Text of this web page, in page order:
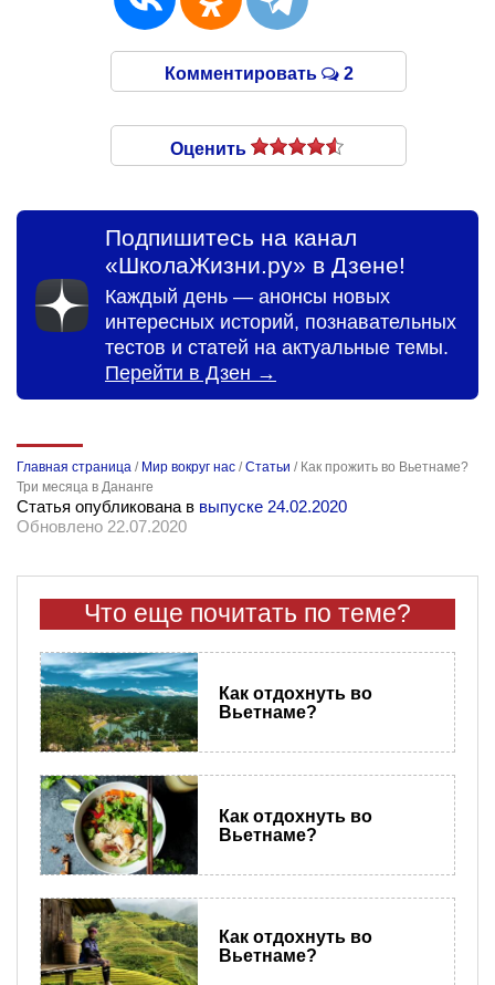
Комментировать 2
Оценить
Подпишитесь на канал
«ШколаЖизни.ру» в Дзене!
Каждый день — анонсы новых
интересных историй, познавательных
тестов и статей на актуальные темы.
Перейти в Дзен →
Главная страница / Мир вокруг нас /Статьи / Как прожить во Вьетнаме?
Три месяца в Дананге
Статья опубликована в выпуске 24.02.2020
Обновлено 22.07.2020
Что еще почитать по теме?
Как отдохнуть во
Вьетнаме?
Как отдохнуть во
Вьетнаме?
Как отдохнуть во
Вьетнаме?